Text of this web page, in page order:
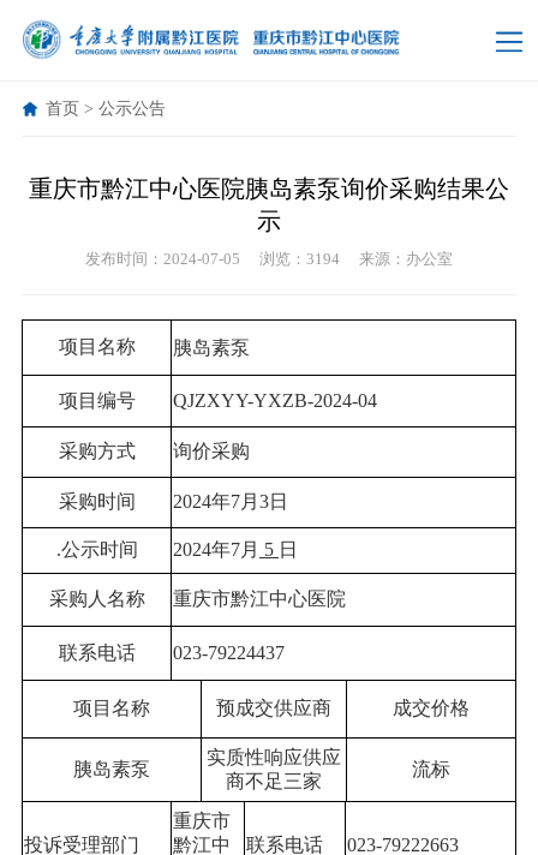
首页 > 公示公告
重庆市黔江中心医院胰岛素泵询价采购结果公
示
发布时间：2024-07-05 浏览：3194 来源：办公室
项目名称 胰岛素泵
项目编号 QJZXYY-YXZB-2024-04
采购方式 询价采购
采购时间 2024年7月3日
.公示时间 2024年7月 5 日
采购人名称 重庆市黔江中心医院
联系电话 023-79224437
项目名称 预成交供应商 成交价格
胰岛素泵
实质性响应供应
商不足三家
流标
投诉受理部门
重庆市
黔江中
联系电话 023-79222663